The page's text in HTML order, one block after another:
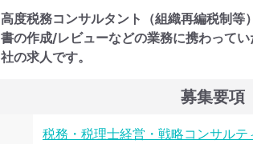
高度税務コンサルタント（組織再編税制
書の作成/レビューなどの業務に携わって
社の求人です。
募集要項
税務・税理士経営・戦略コンサルテ